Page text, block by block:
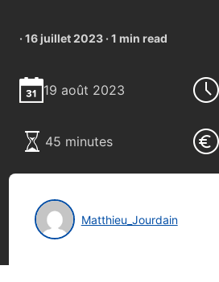
·16 juillet 2023 ·1 min read
19 août 2023
45 minutes
Matthieu_Jourdain